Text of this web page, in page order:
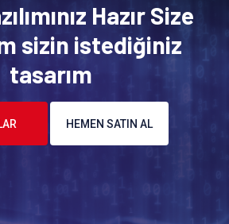
Hazır Size
sizin istediğiniz
tasarım
HEMEN SATIN AL